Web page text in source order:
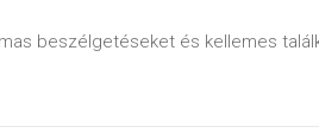
beszélgetéseket és kellemes